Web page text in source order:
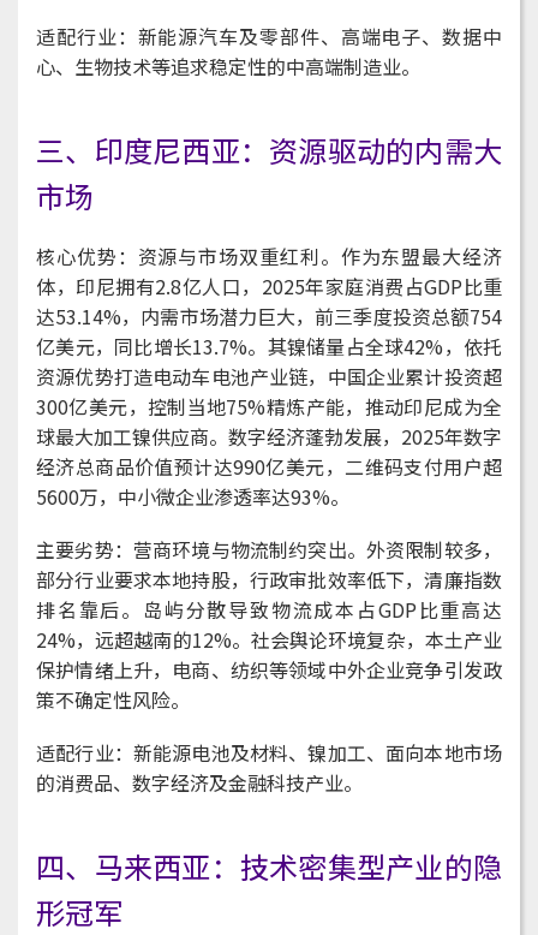
适配行业：新能源汽车及零部件、高端电子、数据中
心、生物技术等追求稳定性的中高端制造业。
三、印度尼西亚：资源驱动的内需大
市场
核心优势：资源与市场双重红利。作为东盟最大经济
体，印尼拥有2.8亿人口，2025年家庭消费占GDP比重
达53.14%，内需市场潜力巨大，前三季度投资总额754
亿美元，同比增长13.7%。其镍储量占全球42%，依托
资源优势打造电动车电池产业链，中国企业累计投资超
300亿美元，控制当地75%精炼产能，推动印尼成为全
球最大加工镍供应商。数字经济蓬勃发展，2025年数字
经济总商品价值预计达990亿美元，二维码支付用户超
5600万，中小微企业渗透率达93%。
主要劣势：营商环境与物流制约突出。外资限制较多，
部分行业要求本地持股，行政审批效率低下，清廉指数
排名靠后。岛屿分散导致物流成本占GDP比重高达
24%，远超越南的12%。社会舆论环境复杂，本土产业
保护情绪上升，电商、纺织等领域中外企业竞争引发政
策不确定性风险。
适配行业：新能源电池及材料、镍加工、面向本地市场
的消费品、数字经济及金融科技产业。
四、马来西亚：技术密集型产业的隐
形冠军